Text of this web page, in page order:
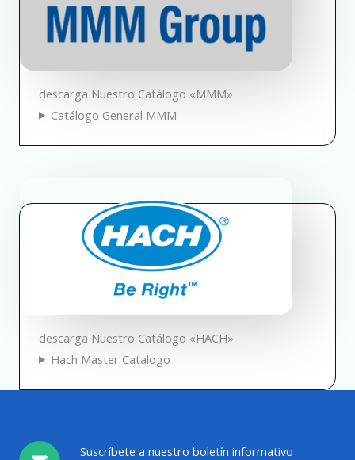
descarga Nuestro Catálogo «MMM»
Catálogo General MMM
descarga Nuestro Catálogo «HACH»
Hach Master Catalogo
Suscríbete a nuestro boletín informativo